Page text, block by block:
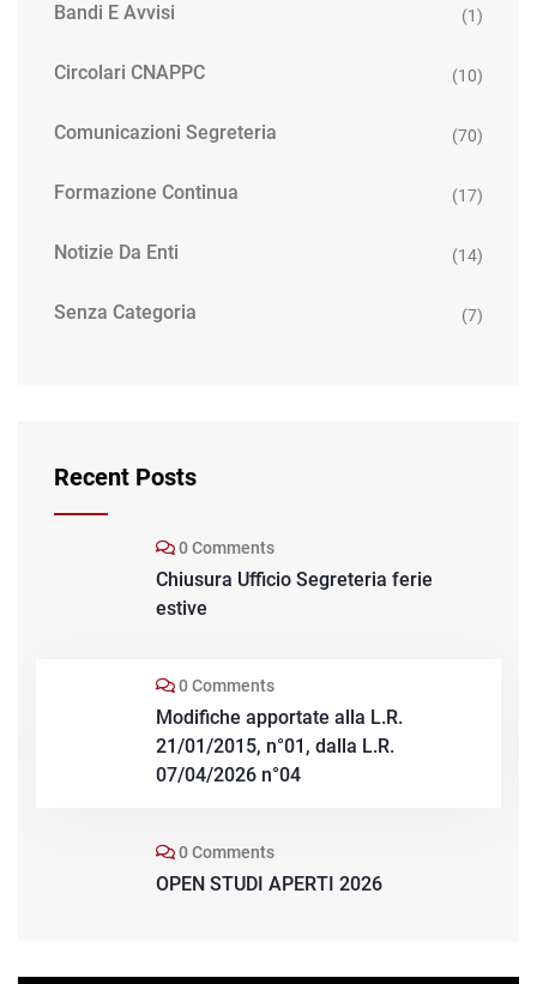
Bandi E Avvisi (1)
Circolari CNAPPC (10)
Comunicazioni Segreteria (70)
Formazione Continua (17)
Notizie Da Enti (14)
Senza Categoria (7)
Recent Posts
0 Comments
Chiusura Ufficio Segreteria ferie
estive
0 Comments
Modifiche apportate alla L.R.
21/01/2015, n°01, dalla L.R.
07/04/2026 n°04
0 Comments
OPEN STUDI APERTI 2026